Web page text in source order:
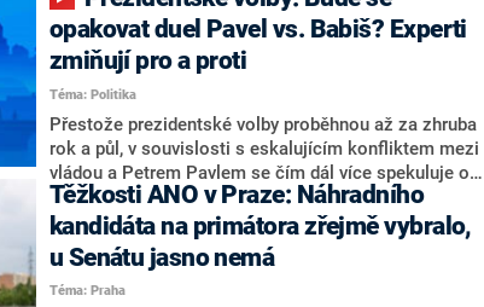
rozhovoru pro CNN Prima NEWS si nebrala servítky
ohledně politického výkonu svého nástupce Jeronýma
Tejce (za ANO) či vládní zmocněnkyně pro lidská
práva Taťány Malé (ANO). Označením „svoloč“ na
adresu vlády prý byla ještě hodná. Decroix se také
vrátila k volební porážce koalice Spolu či promluvila o
hnutí Naše Česko Martina Kuby.
opakovat duel Pavel vs. Babiš? Experti
zmiňují pro a proti
Téma: Politika
Přestože prezidentské volby proběhnou až za zhruba
rok a půl, v souvislosti s eskalujícím konfliktem mezi
vládou a Petrem Pavlem se čím dál více spekuluje o
tom, koho by do bitvy o Hrad mohla vyslat současná
koalice. Někteří političtí komentátoři znovu vytahují
jméno premiéra Andreje Babiše (ANO). Jak moc je
pravděpodobné, že se v prezidentských volbách 2028
bude znovu opakovat souboj z roku 2023?
Těžkosti ANO v Praze: Náhradního
kandidáta na primátora zřejmě vybralo,
u Senátu jasno nemá
Téma: Praha